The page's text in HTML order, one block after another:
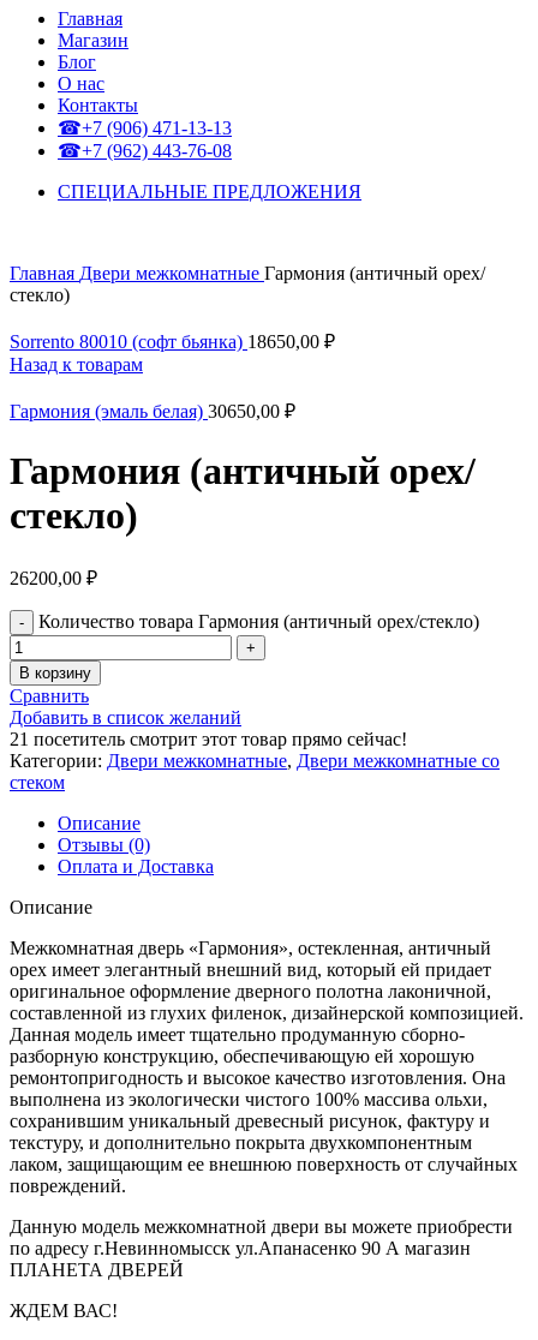
Главная
Магазин
Блог
О нас
Контакты
☎+7 (906) 471-13-13
☎+7 (962) 443-76-08
СПЕЦИАЛЬНЫЕ ПРЕДЛОЖЕНИЯ
Главная Двери межкомнатные Гармония (античный орех/
стекло)
Sorrento 80010 (софт бьянка) 18650,00 ₽
Назад к товарам
Гармония (эмаль белая) 30650,00 ₽
Гармония (античный орех/
стекло)
26200,00 ₽
Количество товара Гармония (античный орех/стекло)
В корзину
Сравнить
Добавить в список желаний
21 посетитель смотрит этот товар прямо сейчас!
Категории: Двери межкомнатные, Двери межкомнатные со
стеком
Описание
Отзывы (0)
Оплата и Доставка
Описание
Межкомнатная дверь «Гармония», остекленная, античный
орех имеет элегантный внешний вид, который ей придает
оригинальное оформление дверного полотна лаконичной,
составленной из глухих филенок, дизайнерской композицией.
Данная модель имеет тщательно продуманную сборно-
разборную конструкцию, обеспечивающую ей хорошую
ремонтопригодность и высокое качество изготовления. Она
выполнена из экологически чистого 100% массива ольхи,
сохранившим уникальный древесный рисунок, фактуру и
текстуру, и дополнительно покрыта двухкомпонентным
лаком, защищающим ее внешнюю поверхность от случайных
повреждений.
Данную модель межкомнатной двери вы можете приобрести
по адресу г.Невинномысск ул.Апанасенко 90 А магазин
ПЛАНЕТА ДВЕРЕЙ
ЖДЕМ ВАС!